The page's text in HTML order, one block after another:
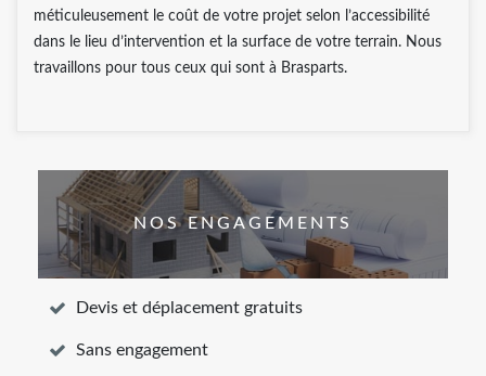
méticuleusement le coût de votre projet selon l’accessibilité
dans le lieu d’intervention et la surface de votre terrain. Nous
travaillons pour tous ceux qui sont à Brasparts.
NOS ENGAGEMENTS
Devis et déplacement gratuits
Sans engagement